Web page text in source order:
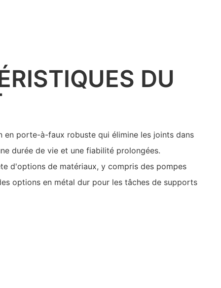
DU
en porte-à-faux robuste qui élimine les joints dans
durée de vie et une fiabilité prolongées.
d'options de matériaux, y compris des pompes
options en métal dur pour les tâches de supports